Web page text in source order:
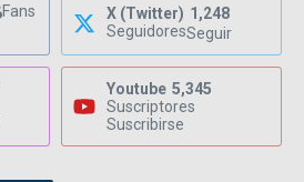
Fans
X (Twitter) 1,248
SeguidoresSeguir
Youtube 5,345
Suscriptores
Suscribirse